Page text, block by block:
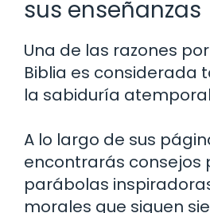
sus enseñanzas
Una de las razones
Biblia es considerada
la sabiduría
A lo largo de sus
encontrarás consejos
parábolas
morales que siguen